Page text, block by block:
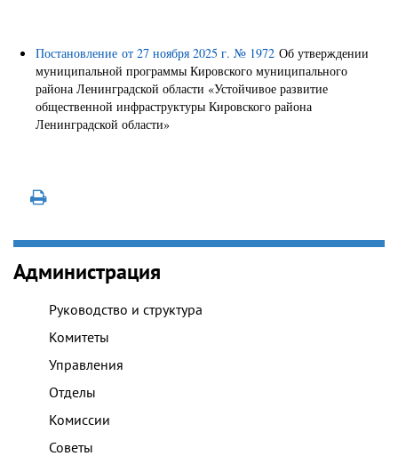
Постановление от 27 ноября 2025 г. № 1972 Об утверждении
муниципальной программы Кировского муниципального
района Ленинградской области «Устойчивое развитие
общественной инфраструктуры Кировского района
Ленинградской области»
Администрация
Руководство и структура
Комитеты
Управления
Отделы
Комиссии
Советы